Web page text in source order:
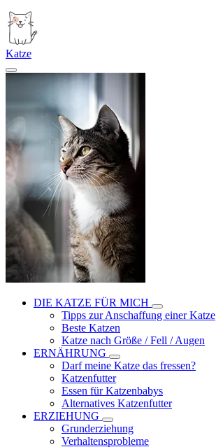
Katze
DIE KATZE FÜR MICH
Tipps zur Anschaffung einer Katze
Beste Katzen
Katze nach Größe / Fell / Augen
ERNÄHRUNG
Darf meine Katze das fressen?
Katzenfutter
Essen für Katzenbabys
Alternatives Katzenfutter
ERZIEHUNG
Grunderziehung
Verhaltensprobleme